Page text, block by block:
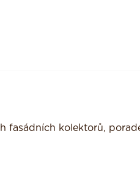
fasádních kolektorů,